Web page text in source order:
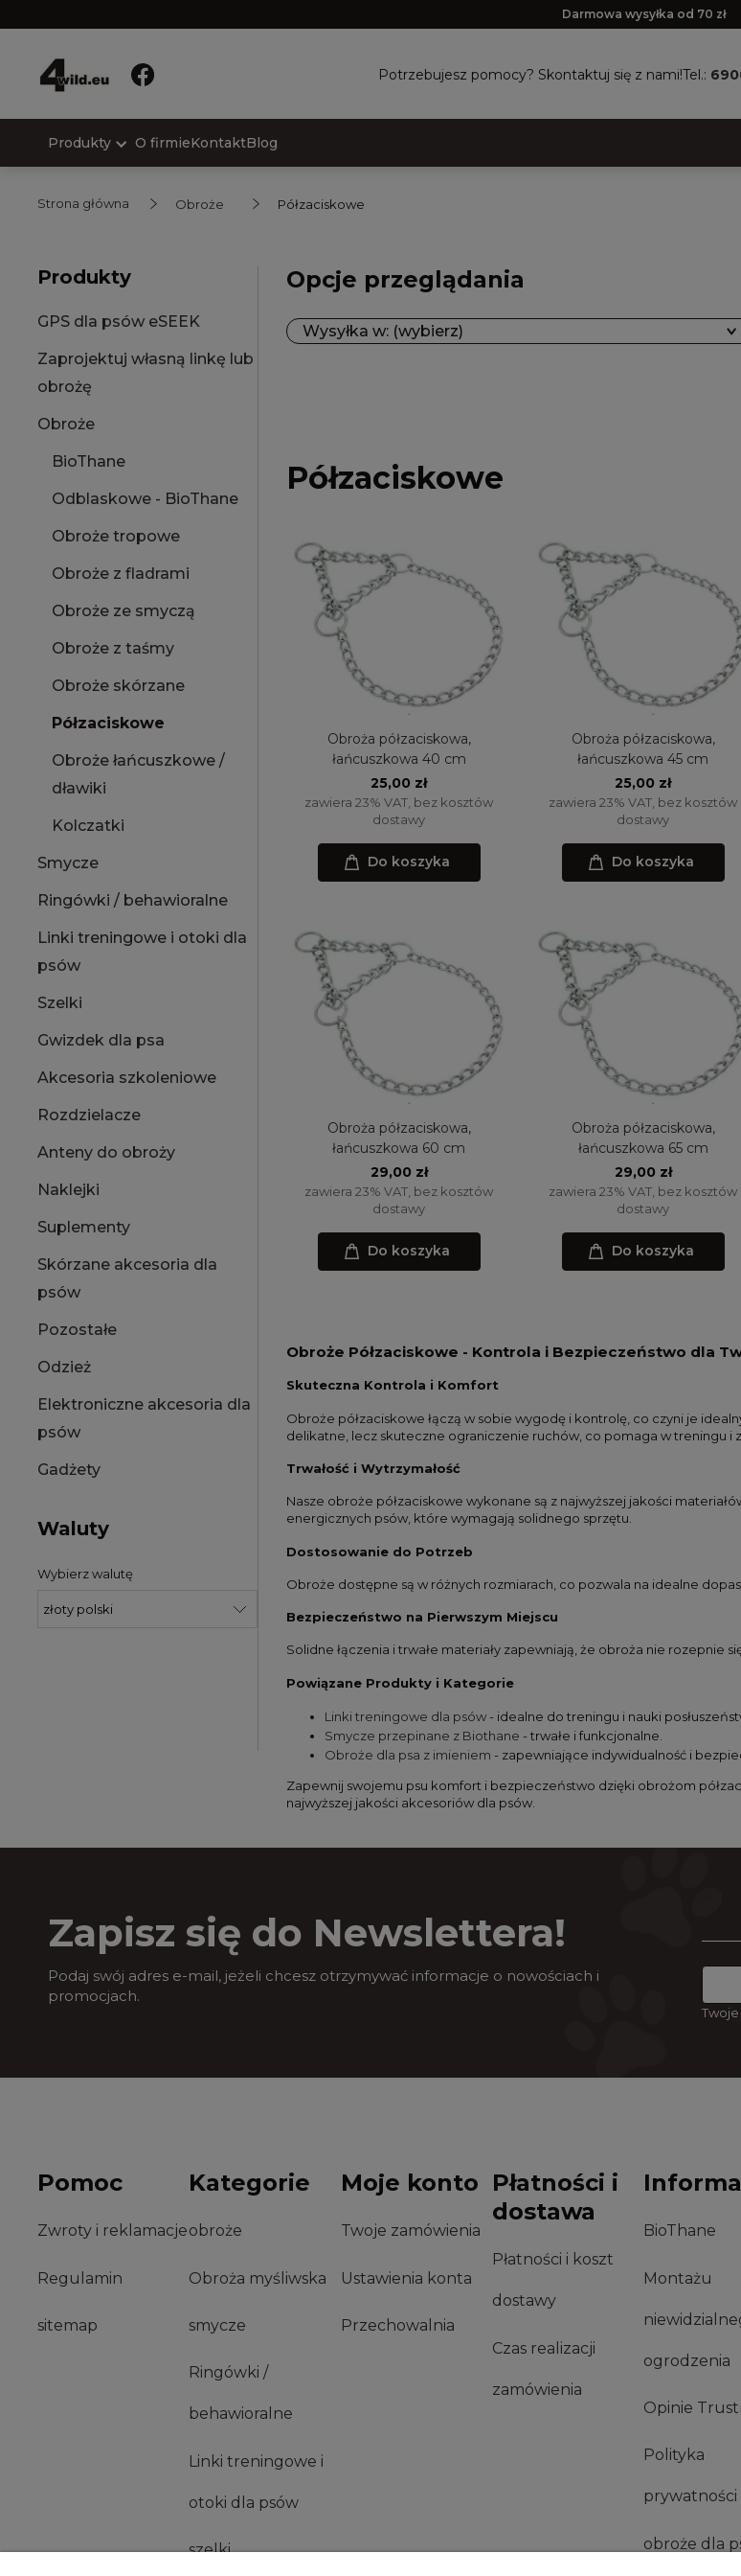
Darmowa wysyłka od 70 zł
Potrzebujesz pomocy? Skontaktuj się z nami!Tel.:
Produkty O firmieKontaktBlog
Strona główna Obroże Półzaciskowe
Produkty
GPS dla psów eSEEK
Zaprojektuj własną linkę lub
obrożę
Obroże
BioThane
Odblaskowe - BioThane
Obroże tropowe
Obroże z fladrami
Obroże ze smyczą
Obroże z taśmy
Obroże skórzane
Półzaciskowe
Obroże łańcuszkowe /
dławiki
Kolczatki
Smycze
Ringówki / behawioralne
Linki treningowe i otoki dla
psów
Szelki
Gwizdek dla psa
Akcesoria szkoleniowe
Rozdzielacze
Anteny do obroży
Naklejki
Suplementy
Skórzane akcesoria dla
psów
Pozostałe
Odzież
Elektroniczne akcesoria dla
psów
Gadżety
Waluty
Wybierz walutę
Opcje przeglądania
Wysyłka w: (wybierz)
Półzaciskowe
Obroża półzaciskowa,
łańcuszkowa 40 cm
25,00 zł
zawiera 23% VAT, bez kosztów
dostawy
Do koszyka
Obroża półzaciskowa,
łańcuszkowa 45 cm
25,00 zł
zawiera 23% VAT, bez kosztów
dostawy
Do koszyka
Obroża półzaciskowa,
łańcuszkowa 60 cm
29,00 zł
zawiera 23% VAT, bez kosztów
dostawy
Do koszyka
Obroża półzaciskowa,
łańcuszkowa 65 cm
29,00 zł
zawiera 23% VAT, bez kosztów
dostawy
Do koszyka
Obroże Półzaciskowe - Kontrola i Bezpieczeństwo dla
Skuteczna Kontrola i Komfort
Obroże półzaciskowe łączą w sobie wygodę i kontrolę, co czyni je
delikatne, lecz skuteczne ograniczenie ruchów, co pomaga w treningu
Trwałość i Wytrzymałość
Nasze obroże półzaciskowe wykonane są z najwyższej jakości
energicznych psów, które wymagają solidnego sprzętu.
Dostosowanie do Potrzeb
Obroże dostępne są w różnych rozmiarach, co pozwala na idealne
Bezpieczeństwo na Pierwszym Miejscu
Solidne łączenia i trwałe materiały zapewniają, że obroża nie
Powiązane Produkty i Kategorie
Linki treningowe dla psów - idealne do treningu i nauki
Smycze przepinane z Biothane - trwałe i funkcjonalne.
Obroże dla psa z imieniem - zapewniające indywidualność i
Zapewnij swojemu psu komfort i bezpieczeństwo dzięki obrożom
najwyższej jakości akcesoriów dla psów.
Zapisz się do Newslettera!
Podaj swój adres e-mail, jeżeli chcesz otrzymywać informacje o nowościach i
promocjach.
Pomoc
Zwroty i reklamacje
Regulamin
sitemap
Kategorie
obroże
Obroża myśliwska
smycze
Ringówki /
behawioralne
Linki treningowe i
otoki dla psów
szelki
Moje konto
Twoje zamówienia
Ustawienia konta
Przechowalnia
Płatności i
dostawa
Płatności i koszt
dostawy
Czas realizacji
zamówienia
BioThane
Montażu
ogrodzenia
Opinie
Polityka
prywatności
obroże dla